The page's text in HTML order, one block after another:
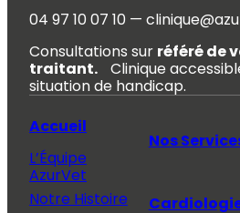
04 97 10 07 10 —
Consultations sur référé de
traitant. Clinique
situation de handicap.
Accueil
L’Équipe
AzurVet
Notre Histoire
Nos